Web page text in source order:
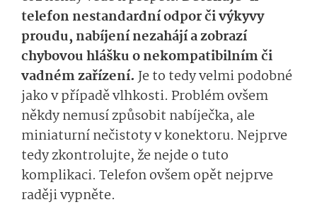
telefon nestandardní odpor či výkyvy
proudu, nabíjení nezahájí a zobrazí
chybovou hlášku o nekompatibilním či
vadném zařízení. Je to tedy velmi podobné
jako v případě vlhkosti. Problém ovšem
někdy nemusí způsobit nabíječka, ale
miniaturní nečistoty v konektoru. Nejprve
tedy zkontrolujte, že nejde o tuto
komplikaci. Telefon ovšem opět nejprve
raději vypněte.